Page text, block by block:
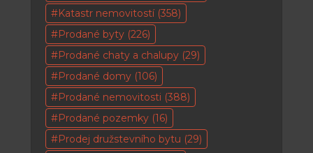
Katastr nemovitostí(358)
Prodané byty (226)
Prodané chaty a chalupy (29)
Prodané domy (106)
Prodané nemovitosti (388)
Prodané pozemky (16)
Prodej družstevního bytu (29)